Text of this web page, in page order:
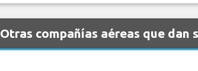
Otras compañías aéreas que